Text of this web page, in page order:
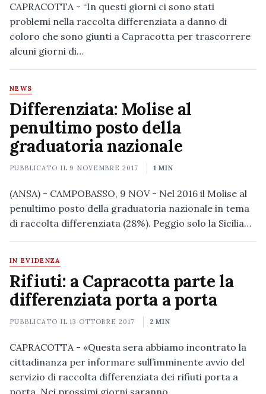
CAPRACOTTA - “In questi giorni ci sono stati
problemi nella raccolta differenziata a danno di
coloro che sono giunti a Capracotta per trascorrere
alcuni giorni di…
NEWS
Differenziata: Molise al
penultimo posto della
graduatoria nazionale
PUBBLICATO IL 9 NOVEMBRE 2017 1 MIN
(ANSA) - CAMPOBASSO, 9 NOV - Nel 2016 il Molise al
penultimo posto della graduatoria nazionale in tema
di raccolta differenziata (28%). Peggio solo la Sicilia…
IN EVIDENZA
Rifiuti: a Capracotta parte la
differenziata porta a porta
PUBBLICATO IL13 OTTOBRE 2017 2 MIN
CAPRACOTTA - «Questa sera abbiamo incontrato la
cittadinanza per informare sull’imminente avvio del
servizio di raccolta differenziata dei rifiuti porta a
porta. Nei prossimi giorni saranno…